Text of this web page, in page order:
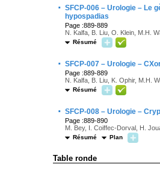
· SFCP-006 – Urologie – Le
hypospadias
Page :889-889
N. Kalfa, B. Liu, O. Klein, M.H.
Résumé
· SFCP-007 – Urologie –
Page :889-889
N. Kalfa, B. Liu, K. Ophir, M.H.
Résumé
· SFCP-008 – Urologie –
Page :889-890
M. Bey, I. Coiffec-Dorval, H.
Résumé Plan
Table ronde